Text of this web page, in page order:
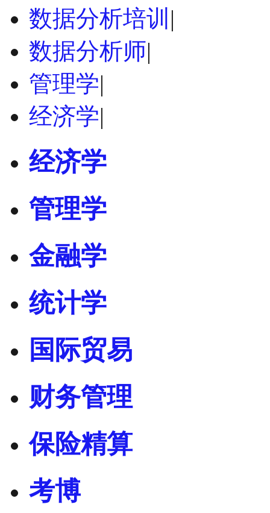
数据分析培训 |
数据分析师|
管理学|
经济学|
经济学
管理学
金融学
统计学
国际贸易
财务管理
保险精算
考博